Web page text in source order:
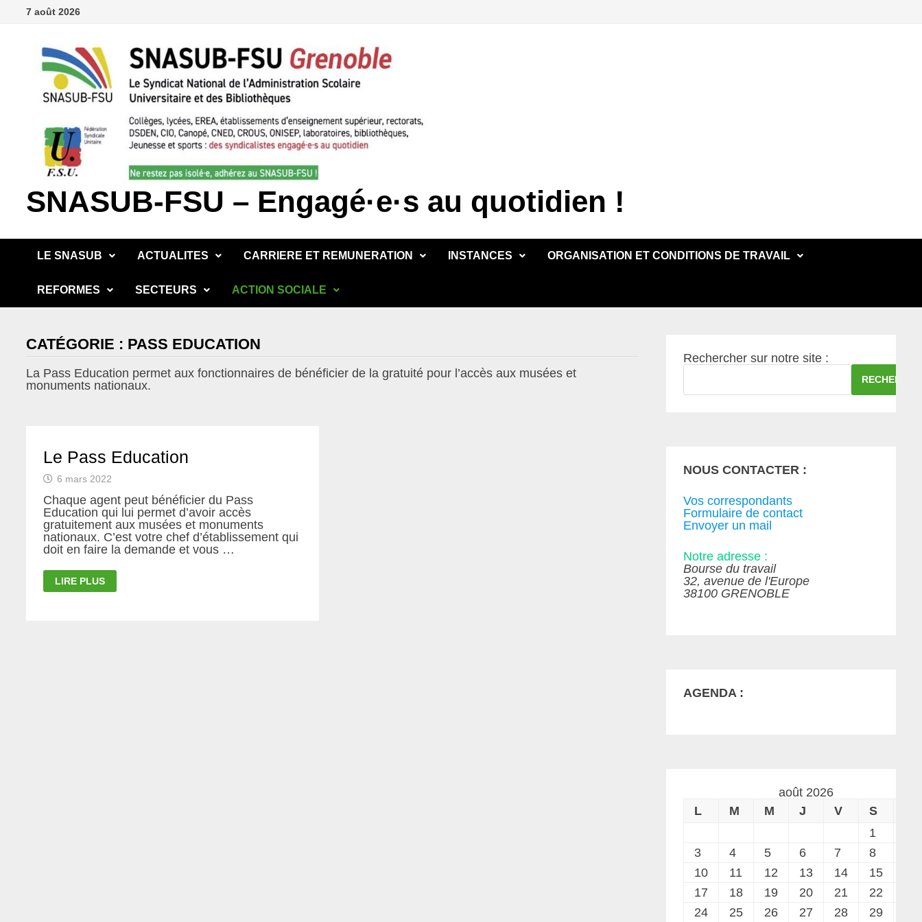
Passer7 août 2026
SNASUB-FSU – Engagé·e·s au quotidien !
LE SNASUB ACTUALITES CARRIERE ET REMUNERATION INSTANCES ORGANISATION ET CONDITIONS DE TRAVAIL
REFORMES SECTEURS ACTION SOCIALE
CATÉGORIE : PASS EDUCATION
La Pass Education permet aux fonctionnaires de bénéficier de la gratuité pour l’accès aux musées et
monuments nationaux.
Le Pass Education
6 mars 2022
Chaque agent peut bénéficier du Pass
Education qui lui permet d’avoir accès
gratuitement aux musées et monuments
nationaux. C’est votre chef d’établissement qui
doit en faire la demande et vous …
LE
PASS
LIRE PLUS
Rechercher sur notre site :
NOUS CONTACTER :
Vos correspondants
Formulaire de contact
Envoyer un mail
Notre adresse :
Bourse du travail
32, avenue de l'Europe
38100 GRENOBLE
AGENDA :
août 2026
L
M M J V S
1
3
4 5 6 7 8
10
11 12 13 14 15
17
18 19 20 21 22
24
25 26 27 28 29